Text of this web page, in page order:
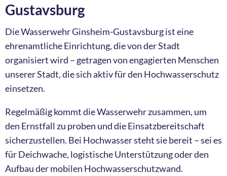
Gustavsburg
Die Wasserwehr Ginsheim-Gustavsburg ist eine
ehrenamtliche Einrichtung, die von der Stadt
organisiert wird – getragen von engagierten Menschen
unserer Stadt, die sich aktiv für den Hochwasserschutz
einsetzen.
Regelmäßig kommt die Wasserwehr zusammen, um
den Ernstfall zu proben und die Einsatzbereitschaft
sicherzustellen. Bei Hochwasser steht sie bereit – sei es
für Deichwache, logistische Unterstützung oder den
Aufbau der mobilen Hochwasserschutzwand.